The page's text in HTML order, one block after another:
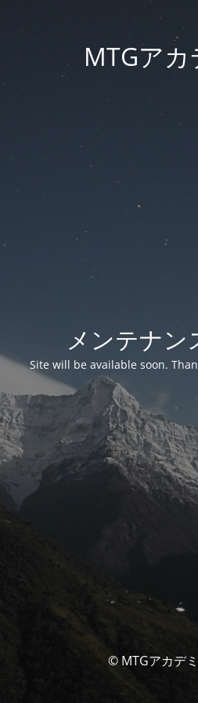
MTGア
メンテナン
Site will be available soon.
© MTGアカデ